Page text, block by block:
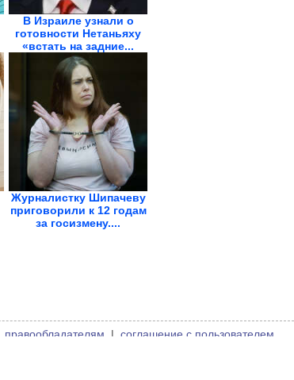
В Израиле узнали о
готовности Нетаньяху
«встать на задние...
Журналистку Шипачеву
приговорили к 12 годам
за госизмену....
правообладателям | соглашение с пользователем